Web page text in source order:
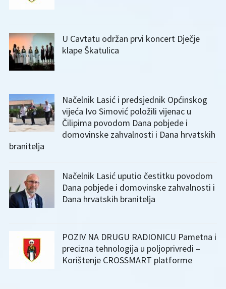
U Cavtatu održan prvi koncert Dječje
klape Škatulica
Načelnik Lasić i predsjednik Općinskog
vijeća Ivo Simović položili vijenac u
Čilipima povodom Dana pobjede i
domovinske zahvalnosti i Dana hrvatskih
branitelja
Načelnik Lasić uputio čestitku povodom
Dana pobjede i domovinske zahvalnosti i
Dana hrvatskih branitelja
POZIV NA DRUGU RADIONICU Pametna i
precizna tehnologija u poljoprivredi –
Korištenje CROSSMART platforme